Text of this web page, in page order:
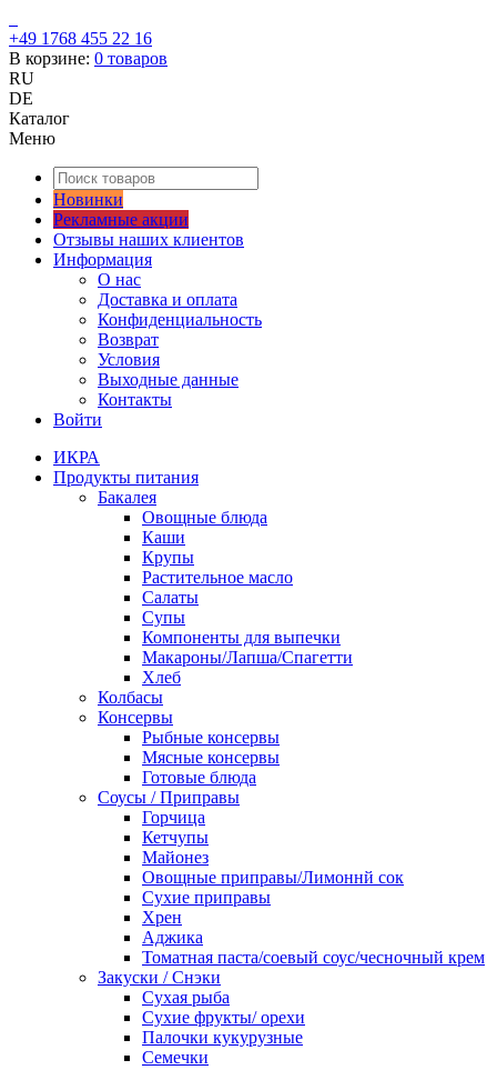
+49 1768 455 22 16
В корзине: 0 товаров
RU
DE
Каталог
Меню
Новинки
Рекламные акции
Отзывы наших клиентов
Информация
О нас
Доставка и оплата
Конфиденциальность
Возврат
Условия
Выходные данные
Контакты
Войти
ИКРА
Продукты питания
Бакалея
Овощные блюда
Каши
Крупы
Растительное масло
Салаты
Супы
Компоненты для выпечки
Макароны/Лапша/Спагетти
Хлеб
Колбасы
Консервы
Рыбные консервы
Мясные консервы
Готовые блюда
Соусы / Приправы
Горчица
Кетчупы
Майонез
Овощные приправы/Лимоннй сок
Сухие приправы
Хрен
Аджика
Томатная паста/соевый соус/чесночный крем
Закуски / Снэки
Сухая рыба
Сухие фрукты/ орехи
Палочки кукурузные
Семечки